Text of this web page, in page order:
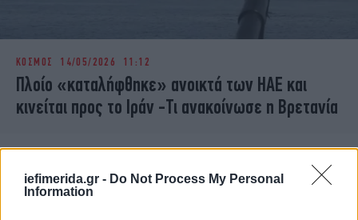
iefimerida.gr - Do Not Process My Personal
Information
ΚΟΣΜΟΣ 14/05/2026 11:12
Πλοίο «καταλήφθηκε» ανοικτά των ΗΑΕ και
κινείται προς το Ιράν -Τι ανακοίνωσε η Βρετανία